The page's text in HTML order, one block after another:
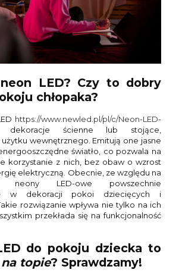
LED? Czy to dobry
chłopaka?
https://www.newled.pl/pl/c/Neon-LED-
ścienne lub stojące,
wewnętrznego. Emitują one jasne
światło, co pozwala na
korzystanie z nich, bez obaw o wzrost
elektryczną. Obecnie, ze względu na
neony LED-owe powszechnie
w dekoracji pokoi dziecięcych i
rozwiązanie wpływa nie tylko na ich
przekłada się na funkcjonalność
do pokoju dziecka to
na topie? Sprawdzamy!